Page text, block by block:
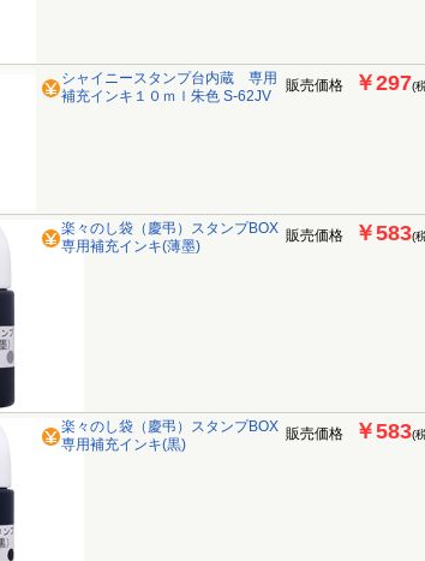
シャイニースタンプ台内蔵 専用
補充インキ１０ｍｌ朱色 S-62JV
販売価格 ￥297(
楽々のし袋（慶弔）スタンプBOX
専用補充インキ(薄墨)
販売価格 ￥583(
楽々のし袋（慶弔）スタンプBOX
専用補充インキ(黒)
販売価格 ￥583(